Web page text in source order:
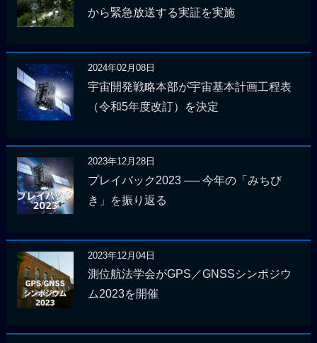
から緊急放送する実証を実施
2024年02月08日
宇宙開発戦略本部が宇宙基本計画工程表
（令和5年度改訂）を決定
2023年12月28日
プレイバック2023 ── 今年の「みちび
き」を振り返る
2023年12月04日
測位航法学会がGPS／GNSSシンポジウ
ム2023を開催